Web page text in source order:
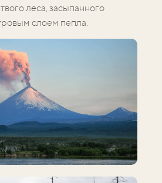
леса, засыпанного
слоем пепла.